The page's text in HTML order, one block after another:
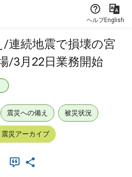
ヘルプEnglish
/連続地震で損壊の宮
/3月22日業務開始
震災への備え 被災状況
災アーカイブ